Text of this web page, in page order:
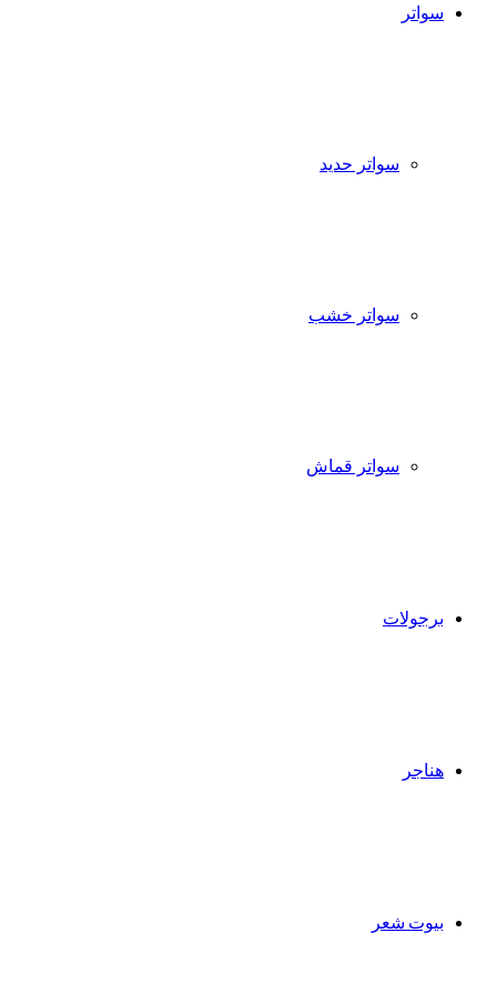
سواتر
سواتر حديد
سواتر خشب
سواتر قماش
برجولات
هناجر
بيوت شعر